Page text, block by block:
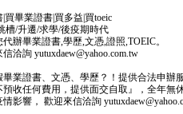
|買畢業證書|買多益|買toeic
槽/升遷/求學/後疫期時代
辦畢業證書,學歷,文憑,證照,TOEIC。
洽詢 yutuxdaew@yahoo.com.tw
畢業證書、文憑、學歷？！提供合法申辦
預收任何費用，提供面交自取』，全年無
影響， 歡迎來信洽詢